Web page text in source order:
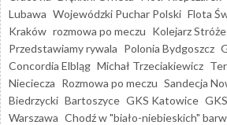
Lubawa Wojewódzki Puchar Polski Flota
Kraków rozmowa po meczu Kolejarz Stróże
Przedstawiamy rywala Polonia Bydgoszcz
Concordia Elbląg Michał Trzeciakiewicz
Nieciecza Rozmowa po meczu Sandecja
Biedrzycki Bartoszyce GKS Katowice
Warszawa Chodź w "biało-niebieskich"